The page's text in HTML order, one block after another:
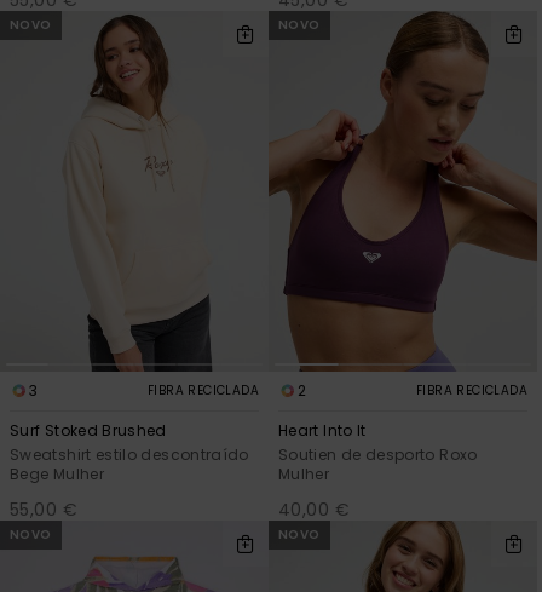
NOVO
3 FIBRA RECICLADA
Surf Stoked Brushed
Sweatshirt estilo descontraído
Bege Mulher
55,00 €
NOVO
2 FIBRA RECICLADA
Heart Into It
Soutien de desporto Roxo
Mulher
40,00 €
NOVO NOVO